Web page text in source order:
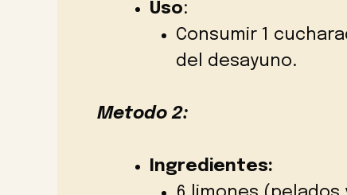
Uso:
Consumir 1
del desayuno.
Metodo 2:
Ingredientes: